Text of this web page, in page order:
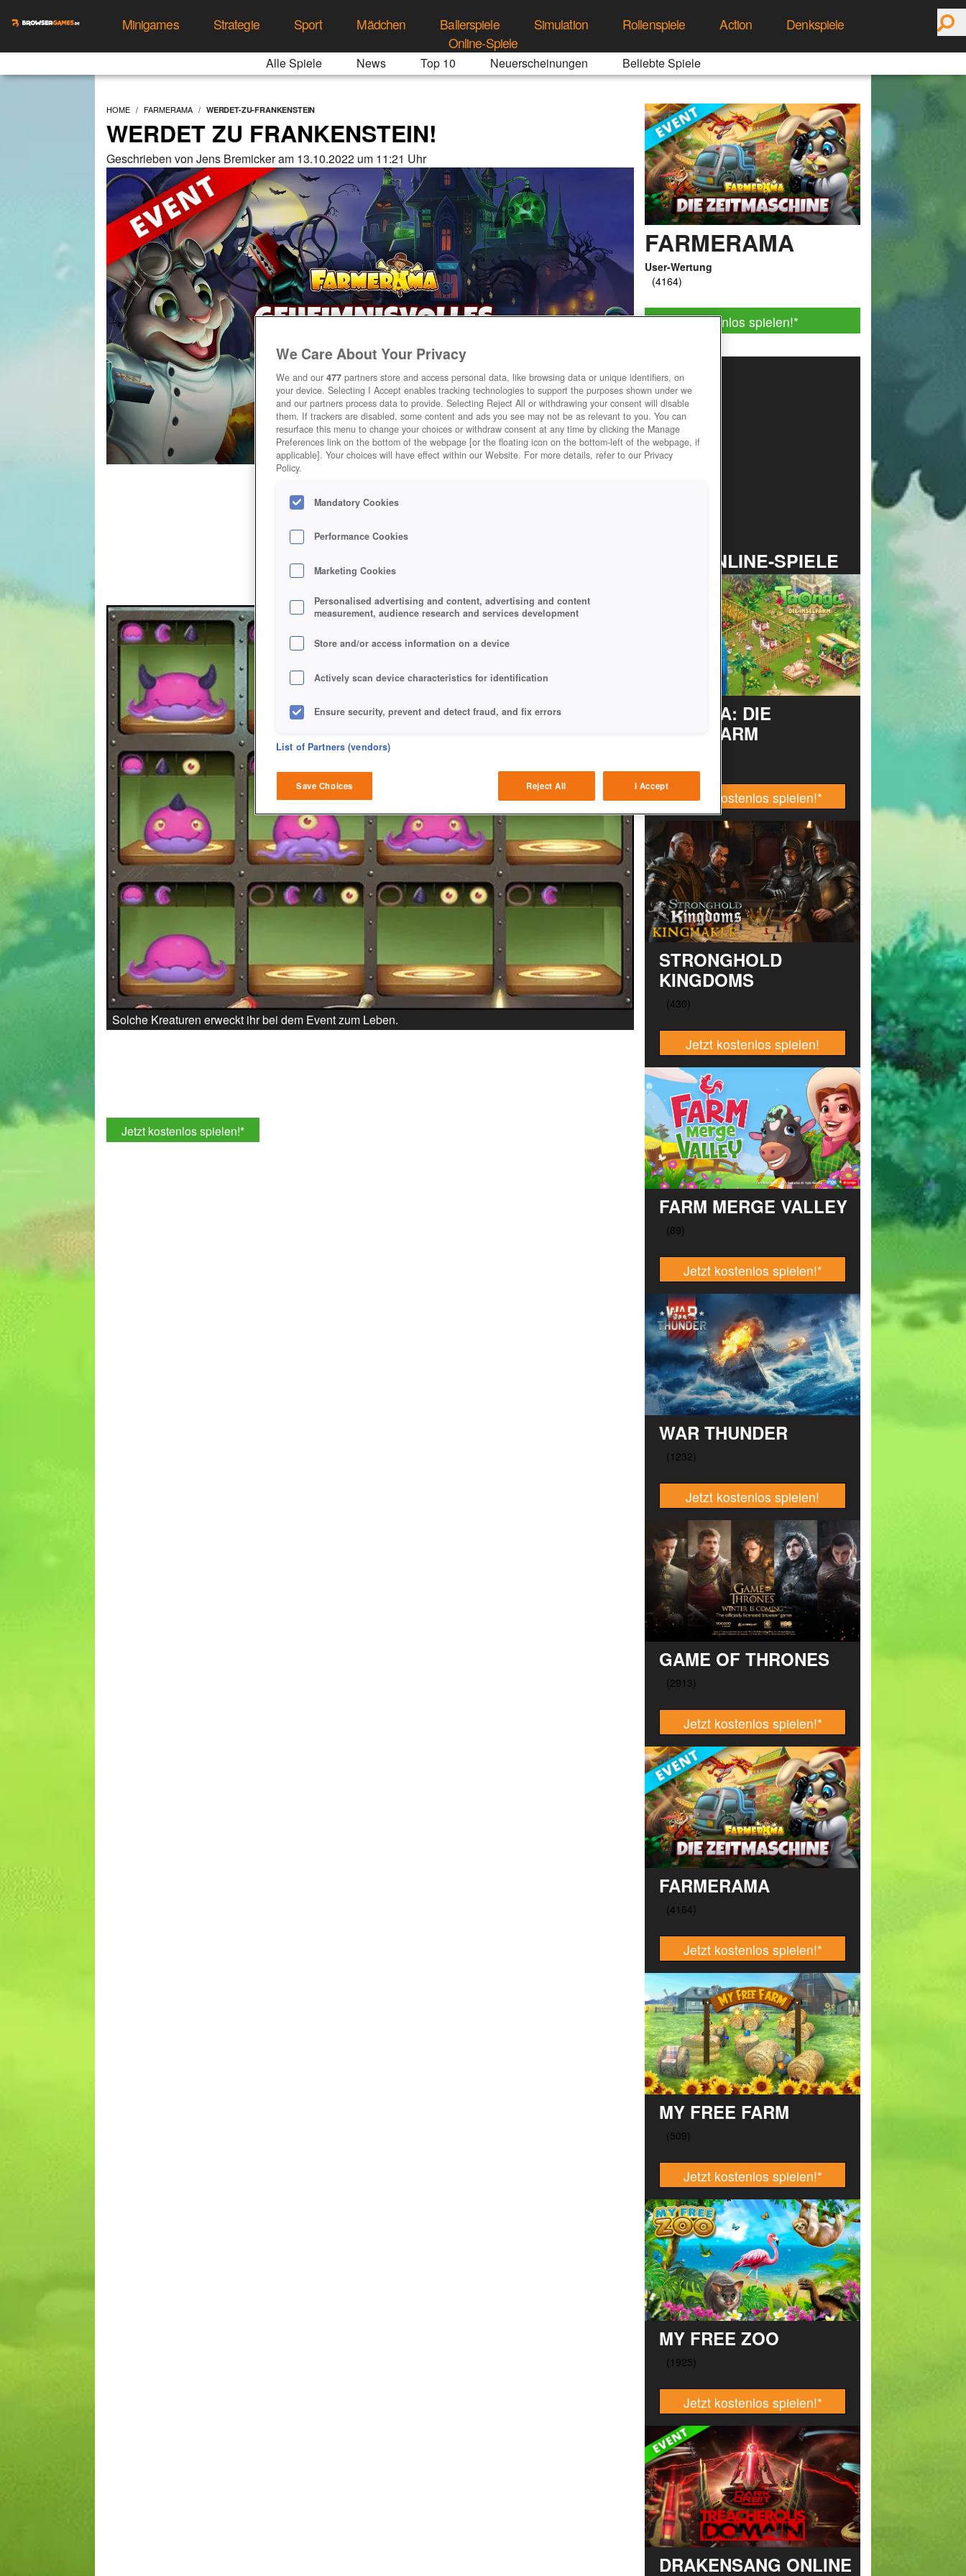
Minigames Strategie Sport Mädchen Ballerspiele Simulation Rollenspiele Action
Denkspiele
Online-Spiele
Alle Spiele News Top 10 Neuerscheinungen Beliebte Spiele
HOME FARMERAMA WERDET-ZU-FRANKENSTEIN
WERDET ZU FRANKENSTEIN!
Geschrieben von Jens Bremicker am 13.10.2022 um 11:21 Uhr
Solche Kreaturen erweckt ihr bei dem Event zum Leben.
Jetzt kostenlos spielen!*
FARMERAMA
User-Wertung
Jetzt kostenlos spielen!*
TOP ONLINE-SPIELE
TAONGA: DIE
INSELFARM
Jetzt kostenlos spielen!*
STRONGHOLD
KINGDOMS
Jetzt kostenlos spielen!
FARM MERGE VALLEY
Jetzt kostenlos spielen!*
WAR THUNDER
Jetzt kostenlos spielen!
GAME OF THRONES
Jetzt kostenlos spielen!*
FARMERAMA
Jetzt kostenlos spielen!*
MY FREE FARM
Jetzt kostenlos spielen!*
MY FREE ZOO
Jetzt kostenlos spielen!*
DRAKENSANG ONLINE
We Care About Your Privacy
We and our 477 partners store and access personal data, like browsing data or unique identifiers, on
your device. Selecting I Accept enables tracking technologies to support the purposes shown under we
and our partners process data to provide. Selecting Reject All or withdrawing your consent will disable
them. If trackers are disabled, some content and ads you see may not be as relevant to you. You can
resurface this menu to change your choices or withdraw consent at any time by clicking the Manage
Preferences link on the bottom of the webpage [or the floating icon on the bottom-left of the webpage, if
applicable]. Your choices will have effect within our Website. For more details, refer to our Privacy
Policy.
Mandatory Cookies
Performance Cookies
Marketing Cookies
Personalised advertising and content, advertising and content
measurement, audience research and services development
Store and/or access information on a device
Actively scan device characteristics for identification
Ensure security, prevent and detect fraud, and fix errors
Deliver and present advertising and content
Match and combine data from other data sources
Link different devices
Identify devices based on information transmitted automatically
Save and communicate privacy choices
Show Purposes
List of Partners (vendors)
Save Choices Reject All I Accept